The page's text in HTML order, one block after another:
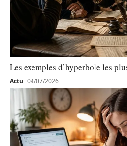
Les exemples d’hyperbole les
Actu 04/07/2026